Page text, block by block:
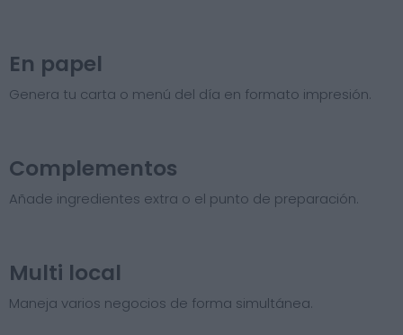
En papel
Genera tu carta o menú del día en formato impresión.
Complementos
Añade ingredientes extra o el punto de preparación.
Multi local
Maneja varios negocios de forma simultánea.